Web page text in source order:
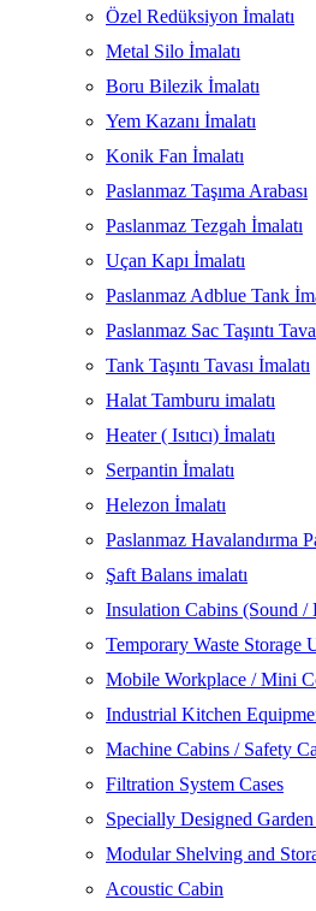
Özel Redüksiyon İmalatı
Metal Silo İmalatı
Boru Bilezik İmalatı
Yem Kazanı İmalatı
Konik Fan İmalatı
Paslanmaz Taşıma Arabası
Paslanmaz Tezgah İmalatı
Uçan Kapı İmalatı
Paslanmaz Adblue Tank
Paslanmaz Sac Taşıntı
Tank Taşıntı Tavası İmalatı
Halat Tamburu imalatı
Heater ( Isıtıcı) İmalatı
Serpantin İmalatı
Helezon İmalatı
Paslanmaz Havalandırma
Şaft Balans imalatı
Insulation Cabins (Sound /
Temporary Waste Storage
Mobile Workplace / Mini
Industrial Kitchen
Machine Cabins / Safety
Filtration System Cases
Specially Designed
Modular Shelving and
Acoustic Cabin